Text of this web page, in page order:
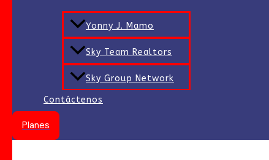
Yonny J. Mamo
Sky Team Realtors
Sky Group Network
Contáctenos
Planes